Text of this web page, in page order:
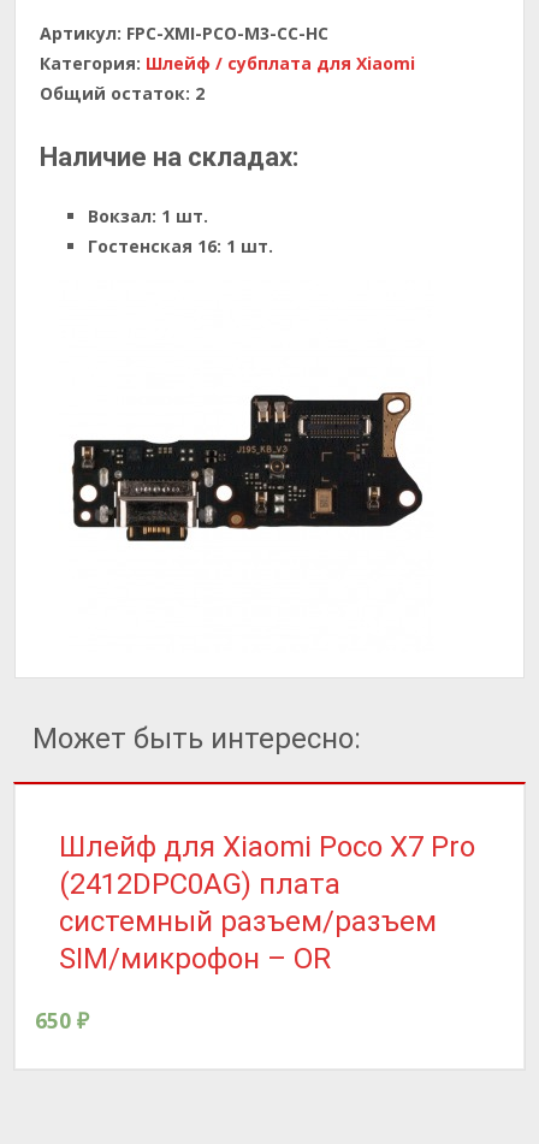
Артикул: FPC-XMI-PCO-M3-CC-HC
Категория: Шлейф / субплата для Xiaomi
Общий остаток: 2
Наличие на складах:
Вокзал: 1 шт.
Гостенская 16: 1 шт.
Может быть интересно:
Шлейф для Xiaomi Poco X7 Pro
(2412DPC0AG) плата
системный разъем/разъем
SIM/микрофон – OR
650 ₽